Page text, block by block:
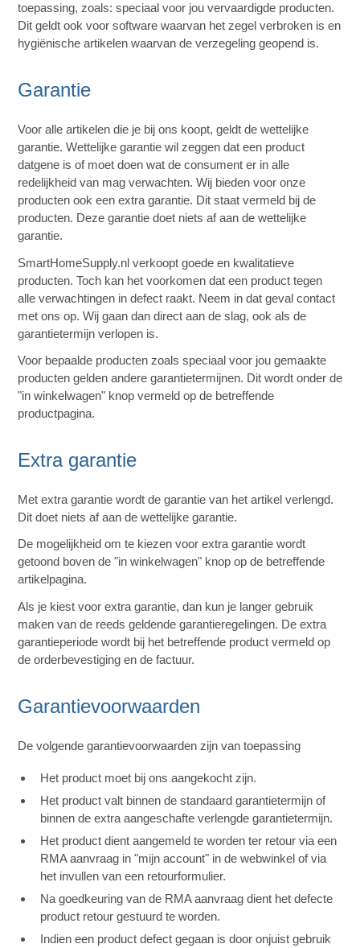
toepassing, zoals: speciaal voor jou vervaardigde producten.
Dit geldt ook voor software waarvan het zegel verbroken is en
hygiënische artikelen waarvan de verzegeling geopend is.
Garantie
Voor alle artikelen die je bij ons koopt, geldt de wettelijke
garantie. Wettelijke garantie wil zeggen dat een product
datgene is of moet doen wat de consument er in alle
redelijkheid van mag verwachten. Wij bieden voor onze
producten ook een extra garantie. Dit staat vermeld bij de
producten. Deze garantie doet niets af aan de wettelijke
garantie.
SmartHomeSupply.nl verkoopt goede en kwalitatieve
producten. Toch kan het voorkomen dat een product tegen
alle verwachtingen in defect raakt. Neem in dat geval contact
met ons op. Wij gaan dan direct aan de slag, ook als de
garantietermijn verlopen is.
Voor bepaalde producten zoals speciaal voor jou gemaakte
producten gelden andere garantietermijnen. Dit wordt onder de
"in winkelwagen" knop vermeld op de betreffende
productpagina.
Extra garantie
Met extra garantie wordt de garantie van het artikel verlengd.
Dit doet niets af aan de wettelijke garantie.
De mogelijkheid om te kiezen voor extra garantie wordt
getoond boven de "in winkelwagen" knop op de betreffende
artikelpagina.
Als je kiest voor extra garantie, dan kun je langer gebruik
maken van de reeds geldende garantieregelingen. De extra
garantieperiode wordt bij het betreffende product vermeld op
de orderbevestiging en de factuur.
Garantievoorwaarden
De volgende garantievoorwaarden zijn van toepassing
Het product moet bij ons aangekocht zijn.
Het product valt binnen de standaard garantietermijn of
binnen de extra aangeschafte verlengde garantietermijn.
Het product dient aangemeld te worden ter retour via een
RMA aanvraag in "mijn account" in de webwinkel of via
het invullen van een retourformulier.
Na goedkeuring van de RMA aanvraag dient het defecte
product retour gestuurd te worden.
Indien een product defect gegaan is door onjuist gebruik